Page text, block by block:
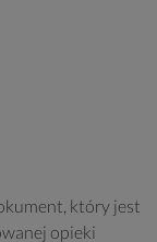
który jest
opieki